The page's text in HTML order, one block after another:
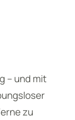
– und mit
zu